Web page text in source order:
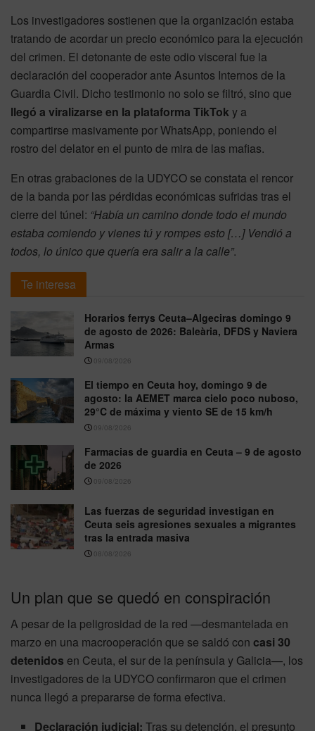
Los investigadores sostienen que la organización estaba
tratando de acordar un precio económico para la ejecución
del crimen. El detonante de este odio visceral fue la
declaración del cooperador ante Asuntos Internos de la
Guardia Civil. Dicho testimonio no solo se filtró, sino que
llegó a viralizarse en la plataforma TikTok y a
compartirse masivamente por WhatsApp, poniendo el
rostro del delator en el punto de mira de las mafias.
En otras grabaciones de la UDYCO se constata el rencor
de la banda por las pérdidas económicas sufridas tras el
cierre del túnel: “Había un camino donde todo el mundo
estaba comiendo y vienes tú y rompes esto […] Vendió a
todos, lo único que quería era salir a la calle”.
Te interesa
Horarios ferrys Ceuta–Algeciras domingo 9
de agosto de 2026: Baleària, DFDS y Naviera
Armas
09/08/2026
El tiempo en Ceuta hoy, domingo 9 de
agosto: la AEMET marca cielo poco nuboso,
29°C de máxima y viento SE de 15 km/h
09/08/2026
Farmacias de guardia en Ceuta – 9 de agosto
de 2026
09/08/2026
Las fuerzas de seguridad investigan en
Ceuta seis agresiones sexuales a migrantes
tras la entrada masiva
08/08/2026
Un plan que se quedó en conspiración
A pesar de la peligrosidad de la red —desmantelada en
marzo en una macrooperación que se saldó con casi 30
detenidos en Ceuta, el sur de la península y Galicia—, los
investigadores de la UDYCO confirmaron que el crimen
nunca llegó a prepararse de forma efectiva.
Declaración judicial: Tras su detención, el presunto